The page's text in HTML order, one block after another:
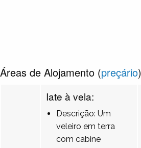
Áreas de Alojamento (preçário)
Iate à vela:
Descrição: Um
veleiro em terra
com cabine